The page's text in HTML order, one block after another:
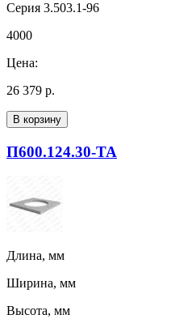
Серия 3.503.1-96
4000
Цена:
26 379 р.
В корзину
П600.124.30-ТА
Длина, мм
Ширина, мм
Высота, мм